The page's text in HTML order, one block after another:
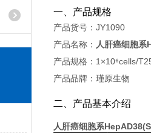
一、产品规格
产品货号：JY1090
产品名称： 人肝癌细胞系
产品规格：1×10⁶cells/
产品品牌：瑾原生物
二、产品基本介绍
人肝癌细胞系